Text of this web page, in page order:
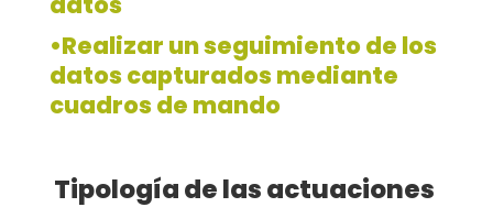
•Realizar un seguimiento de los
datos capturados mediante
cuadros de mando
Tipología de las actuaciones